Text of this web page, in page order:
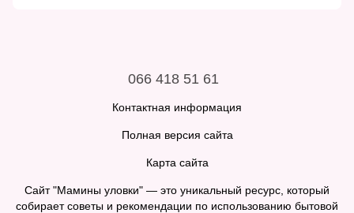
066 418 51 61
Контактная информация
Полная версия сайта
Карта сайта
Сайт "Мамины уловки" — это уникальный ресурс, который
собирает советы и рекомендации по использованию бытовой